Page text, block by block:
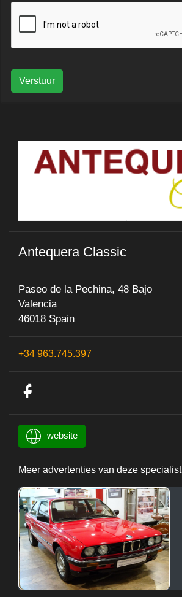
Verstuur
Antequera Classic
Paseo de la Pechina, 48 Bajo
Valencia
46018 Spain
+34 963.745.397
website
Meer advertenties van deze specialist